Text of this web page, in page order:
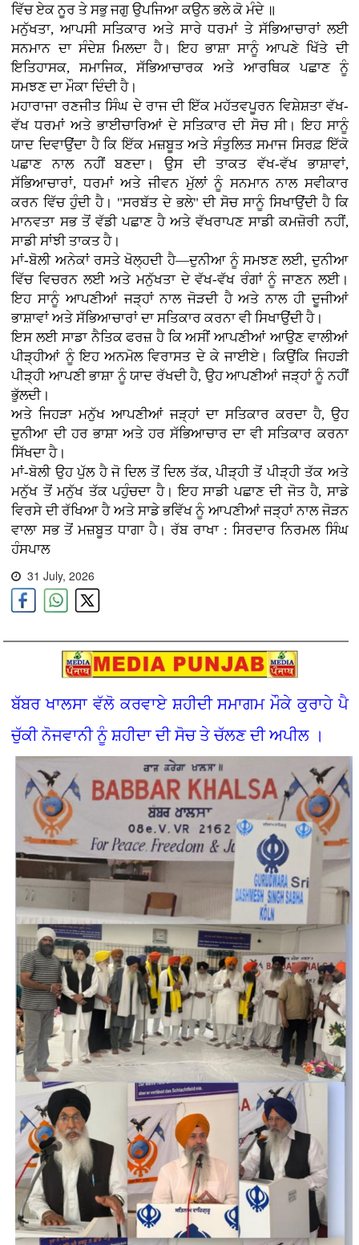
ਵਿੱਚ ਏਕ ਨੂਰ ਤੇ ਸਭੁ ਜਗੁ ਉਪਜਿਆ ਕਉਨ ਭਲੇ ਕੋ ਮੰਦੇ ॥
ਮਨੁੱਖਤਾ, ਆਪਸੀ ਸਤਿਕਾਰ ਅਤੇ ਸਾਰੇ ਧਰਮਾਂ ਤੇ ਸੱਭਿਆਚਾਰਾਂ ਲਈ
ਸਨਮਾਨ ਦਾ ਸੰਦੇਸ਼ ਮਿਲਦਾ ਹੈ। ਇਹ ਭਾਸ਼ਾ ਸਾਨੂੰ ਆਪਣੇ ਖਿੱਤੇ ਦੀ
ਇਤਿਹਾਸਕ, ਸਮਾਜਿਕ, ਸੱਭਿਆਚਾਰਕ ਅਤੇ ਆਰਥਿਕ ਪਛਾਣ ਨੂੰ
ਸਮਝਣ ਦਾ ਮੌਕਾ ਦਿੰਦੀ ਹੈ।
ਮਹਾਰਾਜਾ ਰਣਜੀਤ ਸਿੰਘ ਦੇ ਰਾਜ ਦੀ ਇੱਕ ਮਹੱਤਵਪੂਰਨ ਵਿਸ਼ੇਸ਼ਤਾ ਵੱਖ-
ਵੱਖ ਧਰਮਾਂ ਅਤੇ ਭਾਈਚਾਰਿਆਂ ਦੇ ਸਤਿਕਾਰ ਦੀ ਸੋਚ ਸੀ। ਇਹ ਸਾਨੂੰ
ਯਾਦ ਦਿਵਾਉਂਦਾ ਹੈ ਕਿ ਇੱਕ ਮਜ਼ਬੂਤ ਅਤੇ ਸੰਤੁਲਿਤ ਸਮਾਜ ਸਿਰਫ਼ ਇੱਕੋ
ਪਛਾਣ ਨਾਲ ਨਹੀਂ ਬਣਦਾ। ਉਸ ਦੀ ਤਾਕਤ ਵੱਖ-ਵੱਖ ਭਾਸ਼ਾਵਾਂ,
ਸੱਭਿਆਚਾਰਾਂ, ਧਰਮਾਂ ਅਤੇ ਜੀਵਨ ਮੁੱਲਾਂ ਨੂੰ ਸਨਮਾਨ ਨਾਲ ਸਵੀਕਾਰ
ਕਰਨ ਵਿੱਚ ਹੁੰਦੀ ਹੈ। "ਸਰਬੱਤ ਦੇ ਭਲੇ" ਦੀ ਸੋਚ ਸਾਨੂੰ ਸਿਖਾਉਂਦੀ ਹੈ ਕਿ
ਮਾਨਵਤਾ ਸਭ ਤੋਂ ਵੱਡੀ ਪਛਾਣ ਹੈ ਅਤੇ ਵੱਖਰਾਪਣ ਸਾਡੀ ਕਮਜ਼ੋਰੀ ਨਹੀਂ,
ਸਾਡੀ ਸਾਂਝੀ ਤਾਕਤ ਹੈ।
ਮਾਂ-ਬੋਲੀ ਅਨੇਕਾਂ ਰਸਤੇ ਖੋਲ੍ਹਦੀ ਹੈ—ਦੁਨੀਆ ਨੂੰ ਸਮਝਣ ਲਈ, ਦੁਨੀਆ
ਵਿੱਚ ਵਿਚਰਨ ਲਈ ਅਤੇ ਮਨੁੱਖਤਾ ਦੇ ਵੱਖ-ਵੱਖ ਰੰਗਾਂ ਨੂੰ ਜਾਣਨ ਲਈ।
ਇਹ ਸਾਨੂੰ ਆਪਣੀਆਂ ਜੜ੍ਹਾਂ ਨਾਲ ਜੋੜਦੀ ਹੈ ਅਤੇ ਨਾਲ ਹੀ ਦੂਜੀਆਂ
ਭਾਸ਼ਾਵਾਂ ਅਤੇ ਸੱਭਿਆਚਾਰਾਂ ਦਾ ਸਤਿਕਾਰ ਕਰਨਾ ਵੀ ਸਿਖਾਉਂਦੀ ਹੈ।
ਇਸ ਲਈ ਸਾਡਾ ਨੈਤਿਕ ਫਰਜ਼ ਹੈ ਕਿ ਅਸੀਂ ਆਪਣੀਆਂ ਆਉਣ ਵਾਲੀਆਂ
ਪੀੜ੍ਹੀਆਂ ਨੂੰ ਇਹ ਅਨਮੋਲ ਵਿਰਾਸਤ ਦੇ ਕੇ ਜਾਈਏ। ਕਿਉਂਕਿ ਜਿਹੜੀ
ਪੀੜ੍ਹੀ ਆਪਣੀ ਭਾਸ਼ਾ ਨੂੰ ਯਾਦ ਰੱਖਦੀ ਹੈ, ਉਹ ਆਪਣੀਆਂ ਜੜ੍ਹਾਂ ਨੂੰ ਨਹੀਂ
ਭੁੱਲਦੀ।
ਅਤੇ ਜਿਹੜਾ ਮਨੁੱਖ ਆਪਣੀਆਂ ਜੜ੍ਹਾਂ ਦਾ ਸਤਿਕਾਰ ਕਰਦਾ ਹੈ, ਉਹ
ਦੁਨੀਆ ਦੀ ਹਰ ਭਾਸ਼ਾ ਅਤੇ ਹਰ ਸੱਭਿਆਚਾਰ ਦਾ ਵੀ ਸਤਿਕਾਰ ਕਰਨਾ
ਸਿੱਖਦਾ ਹੈ।
ਮਾਂ-ਬੋਲੀ ਉਹ ਪੁੱਲ ਹੈ ਜੋ ਦਿਲ ਤੋਂ ਦਿਲ ਤੱਕ, ਪੀੜ੍ਹੀ ਤੋਂ ਪੀੜ੍ਹੀ ਤੱਕ ਅਤੇ
ਮਨੁੱਖ ਤੋਂ ਮਨੁੱਖ ਤੱਕ ਪਹੁੰਚਦਾ ਹੈ। ਇਹ ਸਾਡੀ ਪਛਾਣ ਦੀ ਜੋਤ ਹੈ, ਸਾਡੇ
ਵਿਰਸੇ ਦੀ ਰੱਖਿਆ ਹੈ ਅਤੇ ਸਾਡੇ ਭਵਿੱਖ ਨੂੰ ਆਪਣੀਆਂ ਜੜ੍ਹਾਂ ਨਾਲ ਜੋੜਨ
ਵਾਲਾ ਸਭ ਤੋਂ ਮਜ਼ਬੂਤ ਧਾਗਾ ਹੈ। ਰੱਬ ਰਾਖਾ : ਸਿਰਦਾਰ ਨਿਰਮਲ ਸਿੰਘ
ਹੰਸਪਾਲ
31 July, 2026
ਬੱਬਰ ਖਾਲਸਾ ਵੱਲੋ ਕਰਵਾਏ ਸ਼ਹੀਦੀ ਸਮਾਗਮ ਮੌਕੇ ਕੁਰਾਹੇ ਪੈ
ਚੁੱਕੀ ਨੋਜਵਾਨੀ ਨੂੰ ਸ਼ਹੀਦਾ ਦੀ ਸੋਚ ਤੇ ਚੱਲਣ ਦੀ ਅਪੀਲ ।